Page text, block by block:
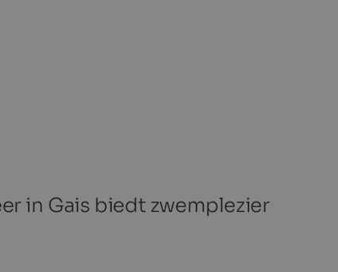
in Gais biedt zwemplezier